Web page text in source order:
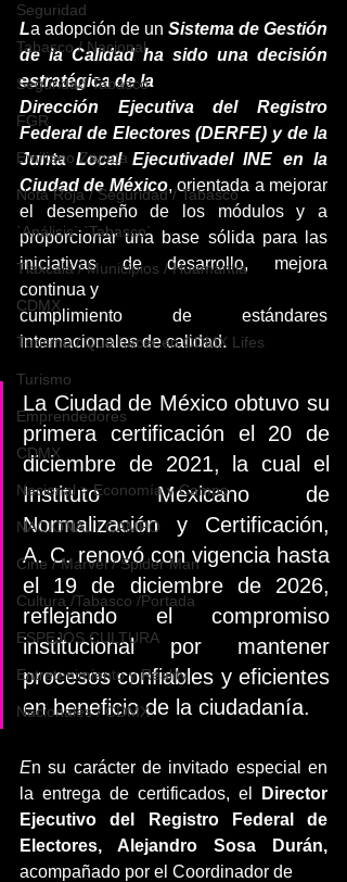
Seguridad
Tabasco / Nacional
Seguridad Tabasco
FGR
Emiliano Zapata
Nota Roja / Seguridad / Tabasco
`Análisis` `Tabasco`
Tlaxcala / Municipios / Huamantla
CDMX
Turismo / Qué hacer en CDMX Lifes
Turismo
Emprendedores
CDMX
Nacional > Economía y Campo
NACIONAL / CAMPO
Cine / Marvel / Spider Man
Cultura /Tabasco /Portada
ESPEJOS CULTURA
Entretenimiento y Reality
Nacionales / CDMX
La adopción de un Sistema de Gestión
de la Calidad ha sido una decisión
estratégica de la
Dirección Ejecutiva del Registro
Federal de Electores (DERFE) y de la
Junta Local Ejecutivadel INE en la
Ciudad de México, orientada a mejorar
el desempeño de los módulos y a
proporcionar una base sólida para las
iniciativas de desarrollo, mejora
continua y
cumplimiento de estándares
internacionales de calidad.
La Ciudad de México obtuvo su
primera certificación el 20 de
diciembre de 2021, la cual el
Instituto Mexicano de
Normalización y Certificación,
A. C. renovó con vigencia hasta
el 19 de diciembre de 2026,
reflejando el compromiso
institucional por mantener
procesos confiables y eficientes
en beneficio de la ciudadanía.
En su carácter de invitado especial en
la entrega de certificados, el
Director
Ejecutivo del Registro Federal de
acompañado por el Coordinador de